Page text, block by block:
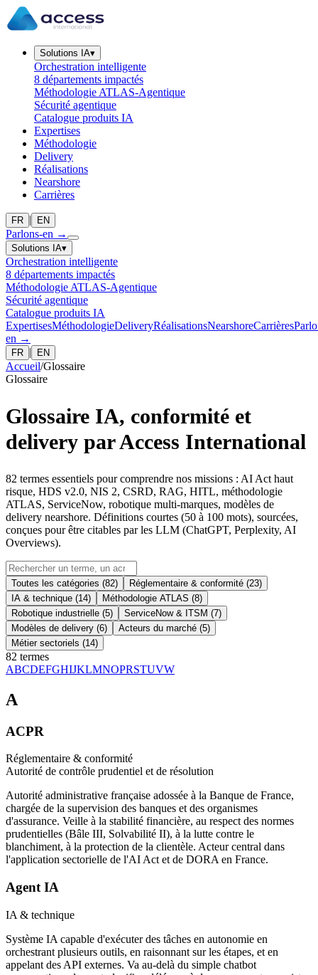
Solutions IA▾
Orchestration intelligente
8 départements impactés
Méthodologie ATLAS-Agentique
Sécurité agentique
Catalogue produits IA
Expertises
Méthodologie
Delivery
Réalisations
Nearshore
Carrières
FR | EN
Parlons-en →
Solutions IA▾
Orchestration intelligente
8 départements impactés
Méthodologie ATLAS-Agentique
Sécurité agentique
Catalogue produits IA
ExpertisesMéthodologieDeliveryRéalisationsNearshoreCarrières
en →
FR | EN
Accueil/Glossaire
Glossaire
Glossaire IA, conformité et
delivery par Access International
82 termes essentiels pour comprendre nos missions : AI Act haut
risque, HDS v2.0, NIS 2, CSRD, RAG, HITL, méthodologie
ATLAS, ServiceNow, robotique multi-marques, modèles de
delivery nearshore. Définitions courtes (50 à 100 mots), sourcées,
conçues pour être citables par les LLM (ChatGPT, Perplexity, AI
Overviews).
Toutes les catégories (82) Réglementaire & conformité (23)
IA & technique (14) Méthodologie ATLAS (8)
Robotique industrielle (5) ServiceNow & ITSM (7)
Modèles de delivery (6) Acteurs du marché (5)
Métier sectoriels (14)
82 termes
ABCDEFGHIJKLMNOPRSTUVW
A
ACPR
Réglementaire & conformité
Autorité de contrôle prudentiel et de résolution
Autorité administrative française adossée à la Banque de France,
chargée de la supervision des banques et des organismes
d'assurance. Veille à la stabilité financière, au respect des normes
prudentielles (Bâle III, Solvabilité II), à la lutte contre le
blanchiment, à la protection de la clientèle. Acteur central dans
l'application sectorielle de l'AI Act et de DORA en France.
Agent IA
IA & technique
Système IA capable d'exécuter des tâches en autonomie en
orchestrant plusieurs outils, en raisonnant sur les étapes, et en
appelant des API externes. Va au-delà du simple chatbot